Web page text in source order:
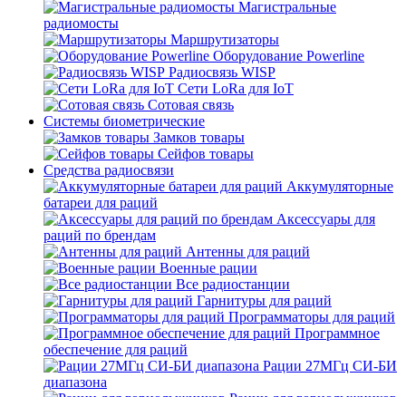
Магистральные
радиомосты
Маршрутизаторы
Оборудование Powerline
Радиосвязь WISP
Сети LoRa для IoT
Сотовая связь
Системы биометрические
Замков товары
Сейфов товары
Средства радиосвязи
Аккумуляторные
батареи для раций
Аксессуары для
раций по брендам
Антенны для раций
Военные рации
Все радиостанции
Гарнитуры для раций
Программаторы для раций
Программное
обеспечение для раций
Рации 27МГц СИ-БИ
диапазона